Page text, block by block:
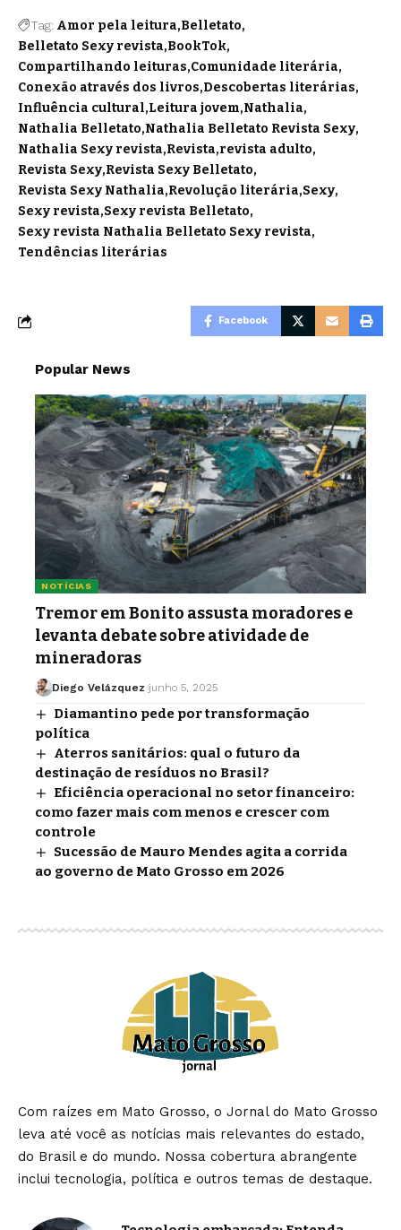
Tag: Amor pela leitura Belletato
Belletato Sexy revista BookTok
Compartilhando leituras Comunidade literária
Conexão através dos livros Descobertas literárias
Influência cultural Leitura jovem Nathalia
Nathalia Belletato Nathalia Belletato Revista Sexy
Nathalia Sexy revista Revista revista adulto
Revista Sexy Revista Sexy Belletato
Revista Sexy Nathalia Revolução literária Sexy
Sexy revista Sexy revista Belletato
Sexy revista Nathalia Belletato Sexy revista
Tendências literárias
Facebook
Popular News
NOTÍCIAS
Tremor em Bonito assusta moradores e
levanta debate sobre atividade de
mineradoras
Diego Velázquez junho 5, 2025
Diamantino pede por transformação
política
Aterros sanitários: qual o futuro da
destinação de resíduos no Brasil?
Eficiência operacional no setor financeiro:
como fazer mais com menos e crescer com
controle
Sucessão de Mauro Mendes agita a corrida
ao governo de Mato Grosso em 2026
Com raízes em Mato Grosso, o Jornal do Mato Grosso
leva até você as notícias mais relevantes do estado,
do Brasil e do mundo. Nossa cobertura abrangente
inclui tecnologia, política e outros temas de destaque.